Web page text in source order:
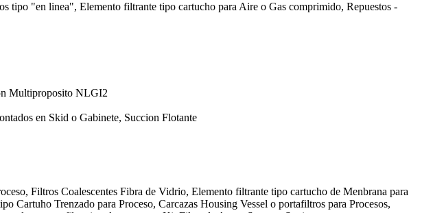
tipo "en linea", Elemento filtrante tipo cartucho para Aire o Gas comprimido, Repuestos -
Multiproposito NLGI2
en Skid o Gabinete, Succion Flotante
Filtros Coalescentes Fibra de Vidrio, Elemento filtrante tipo cartucho de Menbrana para
Cartuho Trenzado para Proceso, Carcazas Housing Vessel o portafiltros para Procesos,